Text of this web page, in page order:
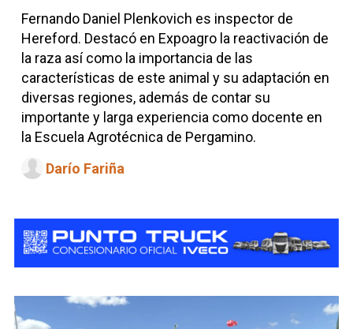
Fernando Daniel Plenkovich es inspector de
Hereford. Destacó en Expoagro la reactivación de
la raza así como la importancia de las
características de este animal y su adaptación en
diversas regiones, además de contar su
importante y larga experiencia como docente en
la Escuela Agrotécnica de Pergamino.
Darío Fariña